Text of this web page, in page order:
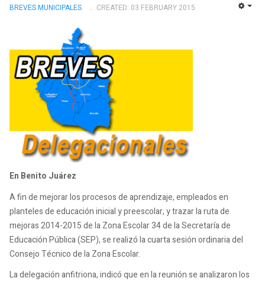
BREVES MUNICIPALES CREATED: 03 FEBRUARY 2015
En Benito Juárez
A fin de mejorar los procesos de aprendizaje, empleados en
planteles de educación inicial y preescolar, y trazar la ruta de
mejoras 2014-2015 de la Zona Escolar 34 de la Secretaría de
Educación Pública (SEP), se realizó la cuarta sesión ordinaria del
Consejo Técnico de la Zona Escolar.
La delegación anfitriona, indicó que en la reunión se analizaron los